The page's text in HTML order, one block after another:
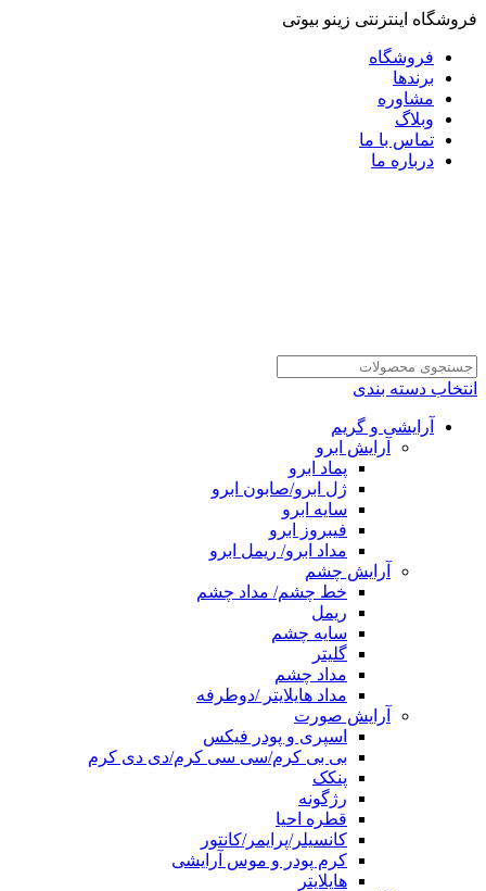
فروشگاه اینترنتی زینو بیوتی
فروشگاه
برندها
مشاوره
وبلاگ
تماس با ما
درباره ما
انتخاب دسته بندی
آرایشی و گریم
آرایش ابرو
پماد ابرو
ژل ابرو/صابون ابرو
سایه ابرو
فیبروز ابرو
مداد ابرو/ ریمل ابرو
آرایش چشم
خط چشم/ مداد چشم
ریمل
سایه چشم
گلیتر
مداد چشم
مداد هایلایتر /دوطرفه
آرایش صورت
اسپری و پودر فیکس
بی بی کرم/سی سی کرم/دی دی کرم
پنکک
رژگونه
قطره احیا
کانسیلر/پرایمر/کانتور
کرم پودر و موس آرایشی
هایلایتر